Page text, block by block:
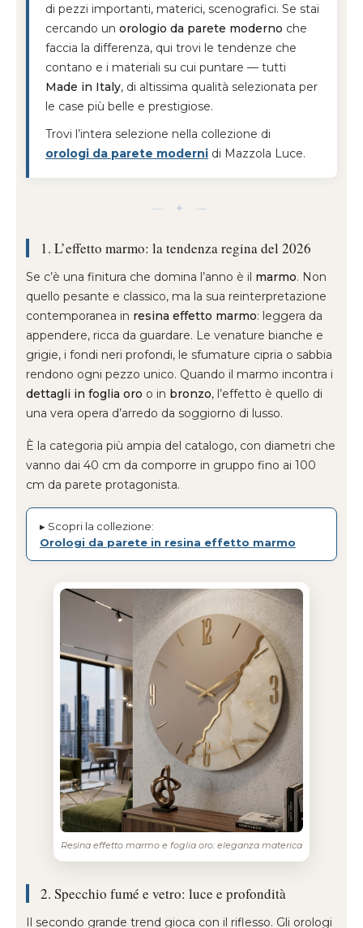
di pezzi importanti, materici, scenografici. Se stai
cercando un orologio da parete moderno che
faccia la differenza, qui trovi le tendenze che
contano e i materiali su cui puntare — tutti
Made in Italy, di altissima qualità selezionata per
le case più belle e prestigiose.
Trovi l’intera selezione nella collezione di
orologi da parete moderni di Mazzola Luce.
— ✦ —
1. L’effetto marmo: la tendenza regina del 2026
Se c’è una finitura che domina l’anno è il marmo. Non
quello pesante e classico, ma la sua reinterpretazione
contemporanea in resina effetto marmo: leggera da
appendere, ricca da guardare. Le venature bianche e
grigie, i fondi neri profondi, le sfumature cipria o sabbia
rendono ogni pezzo unico. Quando il marmo incontra i
dettagli in foglia oro o in bronzo, l’effetto è quello di
una vera opera d’arredo da soggiorno di lusso.
È la categoria più ampia del catalogo, con diametri che
vanno dai 40 cm da comporre in gruppo fino ai 100
cm da parete protagonista.
▸ Scopri la collezione:
Orologi da parete in resina effetto marmo
Resina effetto marmo e foglia oro: eleganza materica
2. Specchio fumé e vetro: luce e profondità
Il secondo grande trend gioca con il riflesso. Gli orologi